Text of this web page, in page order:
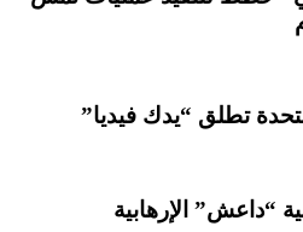
تطلق “يدك فيديا”
“داعش” الإرهابية